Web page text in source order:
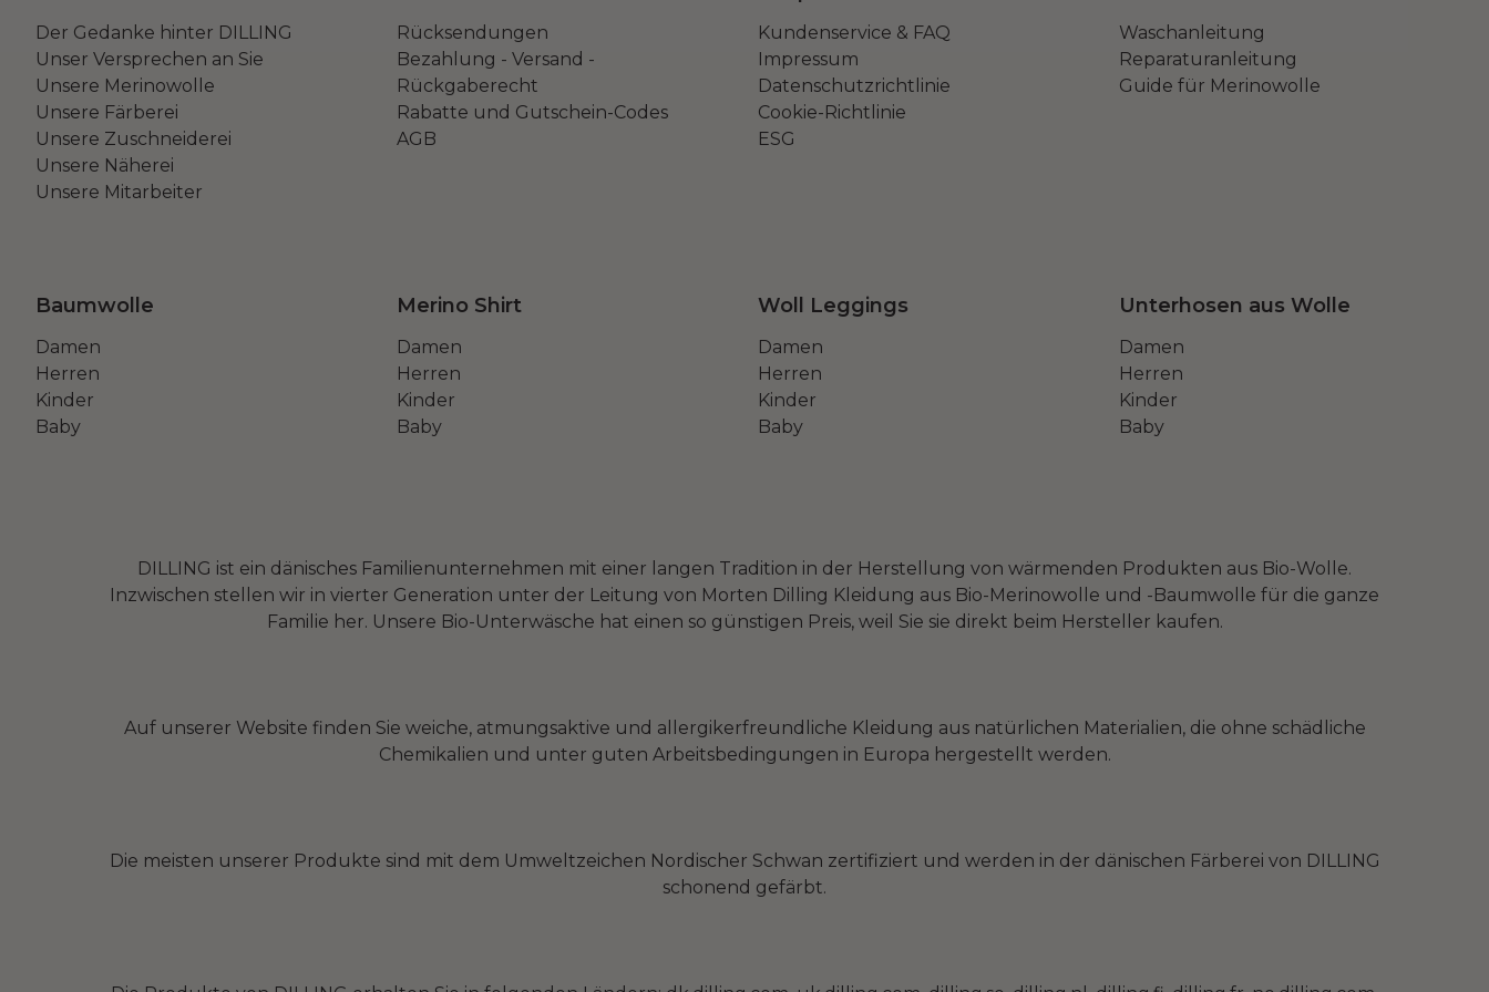
Der Gedanke hinter DILLING
Unser Versprechen an Sie
Unsere Merinowolle
Unsere Färberei
Unsere Zuschneiderei
Unsere Näherei
Unsere Mitarbeiter
Rücksendungen
Bezahlung - Versand -
Rückgaberecht
Rabatte und Gutschein-Codes
AGB
Kundenservice & FAQ
Impressum
Datenschutzrichtlinie
Cookie-Richtlinie
ESG
Waschanleitung
Reparaturanleitung
Guide für Merinowolle
Baumwolle
Damen
Herren
Kinder
Baby
Merino Shirt
Damen
Herren
Kinder
Baby
Woll Leggings
Damen
Herren
Kinder
Baby
Unterhosen aus Wolle
Damen
Herren
Kinder
Baby
DILLING ist ein dänisches Familienunternehmen mit einer langen Tradition in der Herstellung von wärmenden Produkten aus Bio-Wolle.
Inzwischen stellen wir in vierter Generation unter der Leitung von Morten Dilling Kleidung aus Bio-Merinowolle und -Baumwolle für die ganze
Familie her. Unsere Bio-Unterwäsche hat einen so günstigen Preis, weil Sie sie direkt beim Hersteller kaufen.
Auf unserer Website finden Sie weiche, atmungsaktive und allergikerfreundliche Kleidung aus natürlichen Materialien, die ohne schädliche
Chemikalien und unter guten Arbeitsbedingungen in Europa hergestellt werden.
Die meisten unserer Produkte sind mit dem Umweltzeichen Nordischer Schwan zertifiziert und werden in der dänischen Färberei von DILLING
schonend gefärbt.